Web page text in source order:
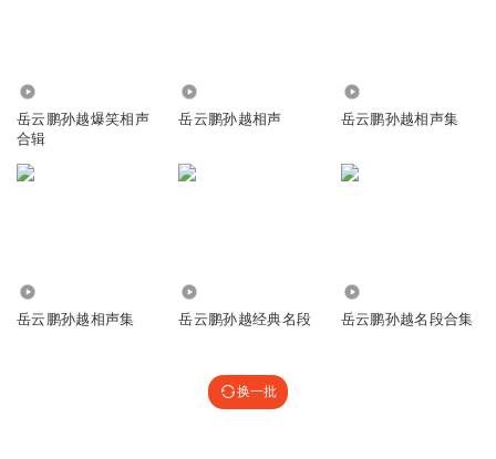
岳云鹏孙越爆笑相声
合辑
岳云鹏孙越相声 岳云鹏孙越相声集
岳云鹏孙越相声集 岳云鹏孙越经典名段 岳云鹏孙越名段合集
换一批